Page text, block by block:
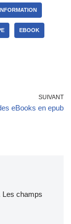
EBOOK
SUIVANT
eBooks en epub
Les champs